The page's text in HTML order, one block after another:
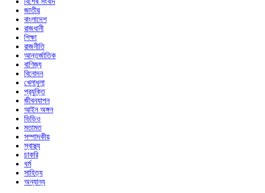
জাতীয়
বাংলাদেশ
রাজধানী
শিক্ষা
রাজনীতি
আন্তর্জাতিক
বাণিজ্য
বিনোদন
খেলাধুলা
প্রযুক্তি
জীবনযাপন
আইন অঙ্গন
ভিডিও
মতামত
সম্পাদকীয়
স্বাস্থ্য
চাকরি
ধর্ম
সাহিত্য
অন্যান্য